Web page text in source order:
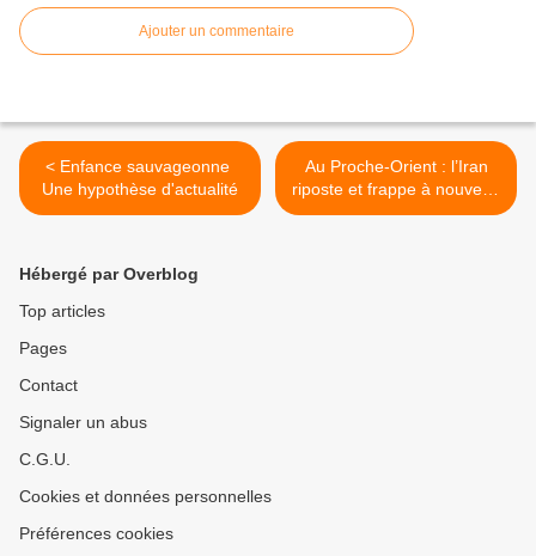
Ajouter un commentaire
< Enfance sauvageonne
Une hypothèse d'actualité
Au Proche-Orient : l’Iran
riposte et frappe à nouveau
Israël >
Hébergé par Overblog
Top articles
Pages
Contact
Signaler un abus
C.G.U.
Cookies et données personnelles
Préférences cookies